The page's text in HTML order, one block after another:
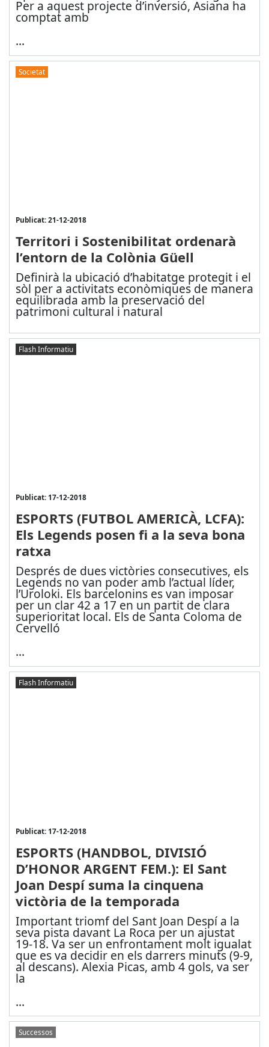
Per a aquest projecte d’inversió, Asiana ha
comptat amb
...
Societat
Publicat: 21-12-2018
Territori i Sostenibilitat ordenarà
l’entorn de la Colònia Güell
Definirà la ubicació d’habitatge protegit i el
sòl per a activitats econòmiques de manera
equilibrada amb la preservació del
patrimoni cultural i natural
Flash Informatiu
Publicat: 17-12-2018
ESPORTS (FUTBOL AMERICÀ, LCFA):
Els Legends posen fi a la seva bona
ratxa
Després de dues victòries consecutives, els
Legends no van poder amb l’actual líder,
l’Uroloki. Els barcelonins es van imposar
per un clar 42 a 17 en un partit de clara
superioritat local. Els de Santa Coloma de
Cervelló
...
Flash Informatiu
Publicat: 17-12-2018
ESPORTS (HANDBOL, DIVISIÓ
D’HONOR ARGENT FEM.): El Sant
Joan Despí suma la cinquena
victòria de la temporada
Important triomf del Sant Joan Despí a la
seva pista davant La Roca per un ajustat
19-18. Va ser un enfrontament molt igualat
que es va decidir en els darrers minuts (9-9,
al descans). Alexia Picas, amb 4 gols, va ser
la
...
Successos